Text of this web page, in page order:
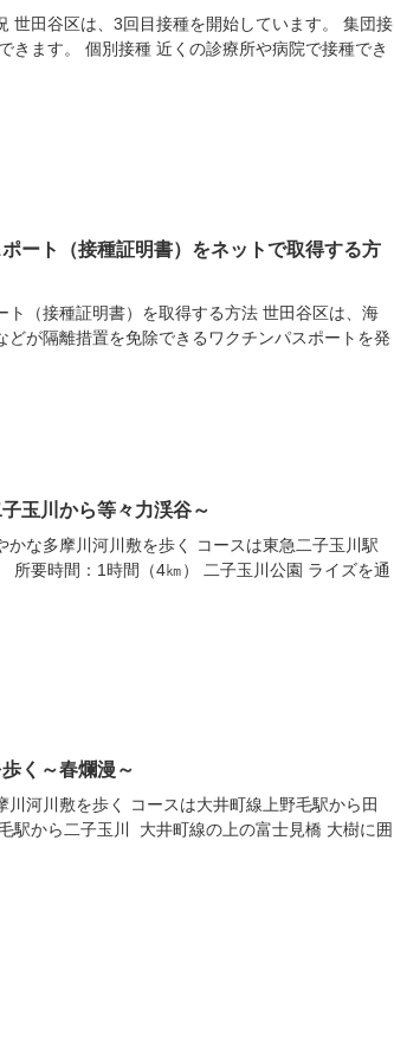
世田谷区は、3回目接種を開始しています。 集団接
きます。 個別接種 近くの診療所や病院で接種でき
ート（接種証明書）をネットで取得する方
ト（接種証明書）を取得する方法 世田谷区は、海
どが隔離措置を免除できるワクチンパスポートを発
玉川から等々力渓谷～
かな多摩川河川敷を歩く コースは東急二子玉川駅
所要時間：1時間（4㎞） 二子玉川公園 ライズを通
く～春爛漫～
川河川敷を歩く コースは大井町線上野毛駅から田
駅から二子玉川 大井町線の上の富士見橋 大樹に囲